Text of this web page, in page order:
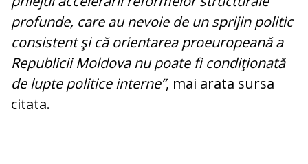
profunde, care au nevoie de un sprijin politic
consistent şi că orientarea proeuropeană a
Republicii Moldova nu poate fi condiţionată
de lupte politice interne”, mai arata sursa
citata.